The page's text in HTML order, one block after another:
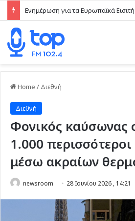
Home / Διεθνή
Διεθνή
Φονικός καύσωνας
1.000
μέσω ακραίων
newsroom 28 Ιουνίου 2026 , 14:21